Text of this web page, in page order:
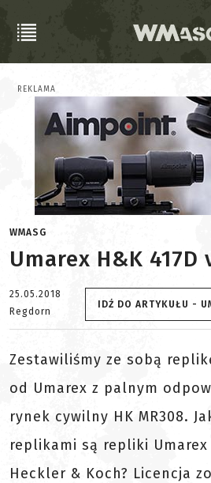
REKLAMA
WMASG
Umarex H&K 417D
25.05.2018
Regdorn
IDŹ DO ARTYKUŁU -
Zestawiliśmy ze sobą
od Umarex z palnym
rynek cywilny HK MR308.
replikami są repliki
Heckler & Koch? Licencja